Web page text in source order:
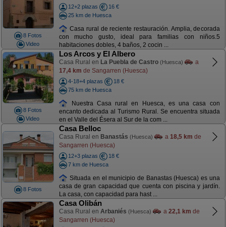
8 Fotos
Video
12+2 plazas
16 €
25 km de Huesca
Casa rural de reciente restauración. Amplia, decorada
con mucho gusto, ideal para familias con niños.5
habitaciones dobles, 4 baños, 2 cocin ...
8 Fotos
Video
Los Arcos y El Albero
Casa Rural en La Puebla de Castro (Huesca)
a
17,4 km de Sangarren (Huesca)
4-18+4 plazas
18 €
75 km de Huesca
Nuestra Casa rural en Huesca, es una casa con
encanto dedicada al Turismo Rural. Se encuentra situada
en el Valle del Ésera al Sur de la com ...
8 Fotos
Casa Belloc
Casa Rural en Banastás (Huesca) a 18,5 km de
Sangarren (Huesca)
12+3 plazas
18 €
7 km de Huesca
Situada en el municipio de Banastas (Huesca) es una
casa de gran capacidad que cuenta con piscina y jardín.
La casa, con capacidad para hast ...
Casa Olibán
Casa Rural en Arbaniés (Huesca) a 22,1 km de
Sangarren (Huesca)